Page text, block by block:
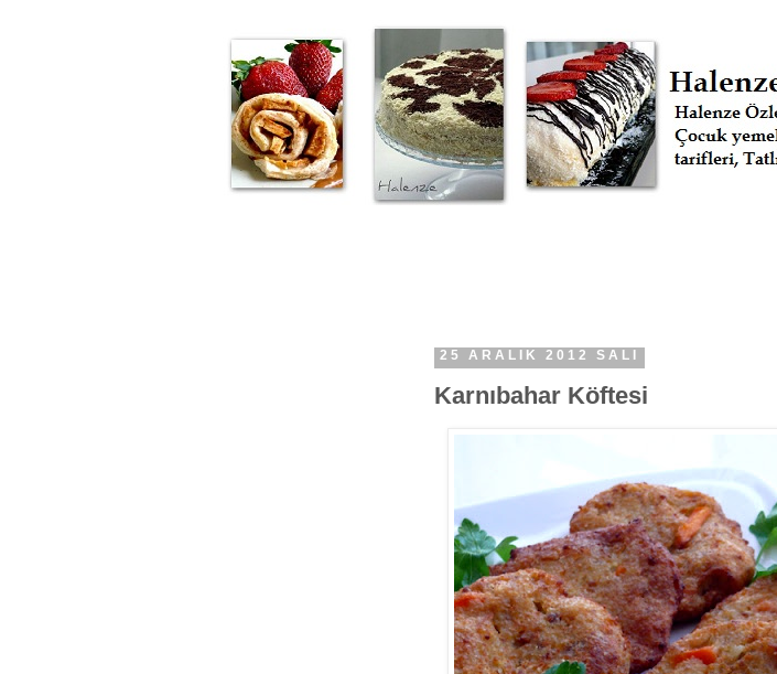
25 ARALIK 2012 SALI
Karnıbahar Köftesi